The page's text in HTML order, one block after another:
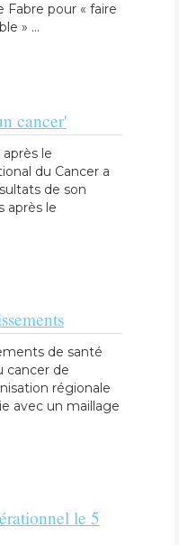
Fabre pour « faire
» ...
cancer'
le
du Cancer a
de son
après le
de santé
cancer de
régionale
avec un maillage
le 5